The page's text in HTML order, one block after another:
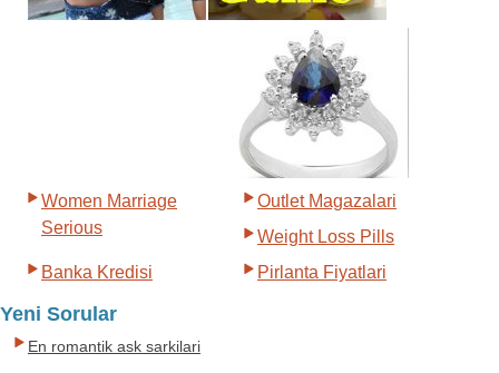
Women Marriage
Serious
Outlet Magazalari
Weight Loss Pills
Banka Kredisi
Pirlanta Fiyatlari
Yeni Sorular
En romantik ask sarkilari